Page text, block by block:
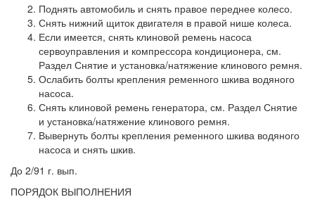
Поднять автомобиль и снять правое переднее колесо.
Снять нижний щиток двигателя в правой нише колеса.
Если имеется, снять клиновой ремень насоса
сервоуправления и компрессора кондиционера, см.
Раздел Снятие и установка/натяжение клинового ремня.
Ослабить болты крепления ременного шкива водяного
насоса.
Снять клиновой ремень генератора, см. Раздел Снятие
и установка/натяжение клинового ремня.
Вывернуть болты крепления ременного шкива водяного
насоса и снять шкив.
До 2/91 г. вып.
ПОРЯДОК ВЫПОЛНЕНИЯ